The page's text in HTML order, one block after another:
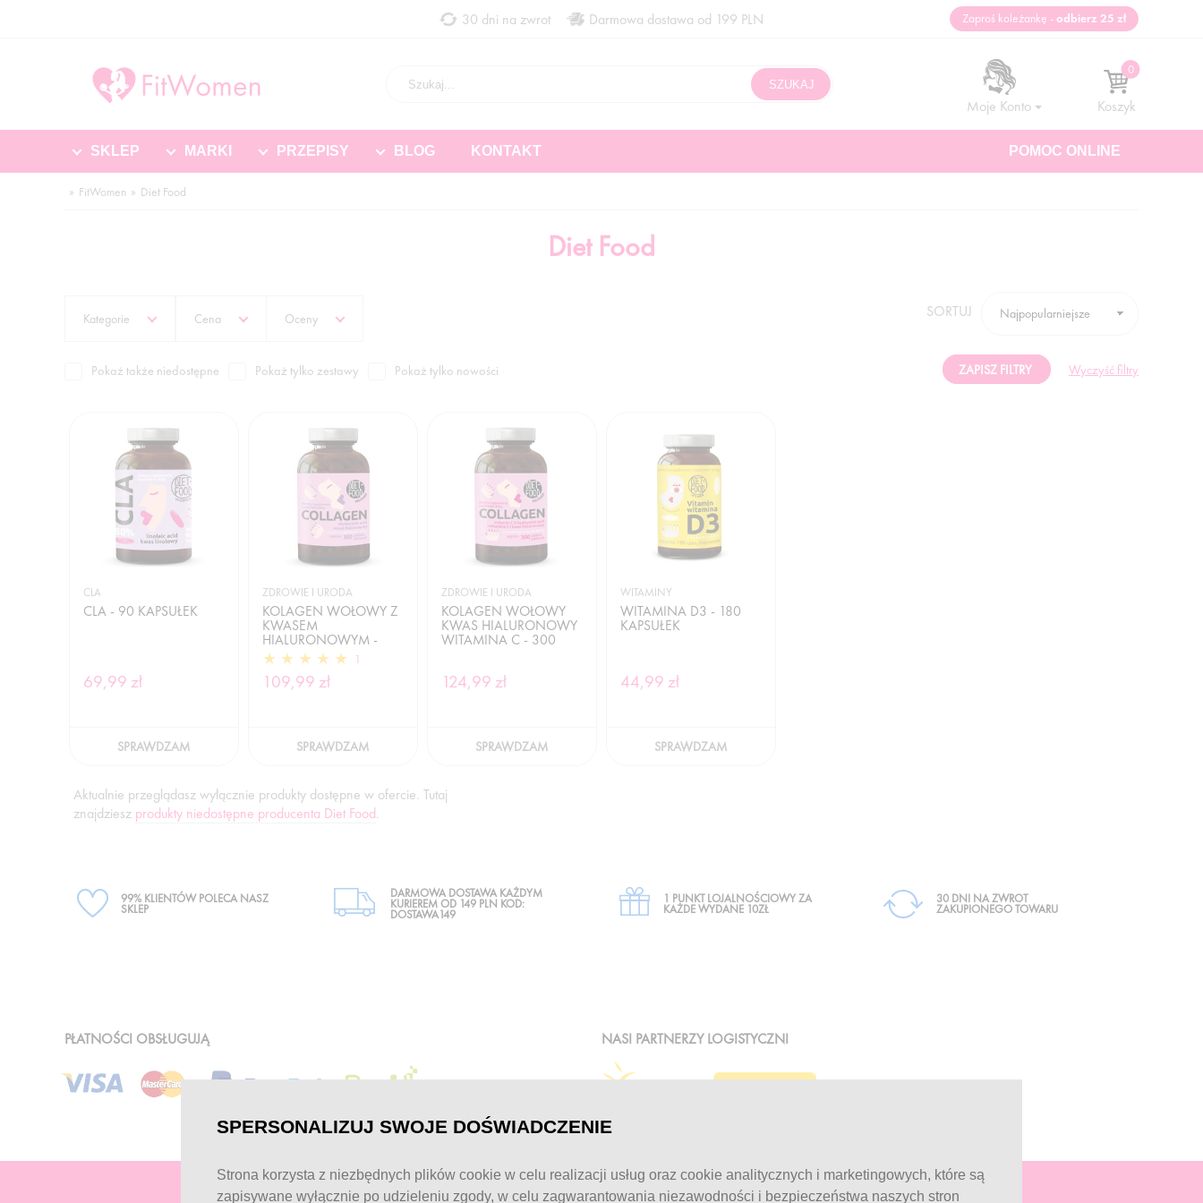
30 dni na zwrot Darmowa dostawa od 199 PLN
Koszyk
Moje Konto
SKLEP MARKI PRZEPISY BLOG KONTAKT POMOC ONLINE
Zaproś koleżankę -odbierz 25 zł
FitWomen Diet Food
Diet Food
SORTUJ
Kategorie Cena Oceny
Pokaż także niedostępne Pokaż tylko zestawy Pokaż tylko nowości ZAPISZ FILTRY
CLA
CLA - 90 KAPSUŁEK
69,99 zł
SPRAWDZAM
ZDROWIE I URODA
KOLAGEN WOŁOWY Z
KWASEM
HIALURONOWYM -
300 TABLETEK
1
109,99 zł
SPRAWDZAM
ZDROWIE I URODA
KOLAGEN WOŁOWY
KWAS HIALURONOWY
WITAMINA C - 300
124,99 zł
SPRAWDZAM
WITAMINY
WITAMINA D3 - 180
KAPSUŁEK
44,99 zł
SPRAWDZAM
Aktualnie przeglądasz wyłącznie produkty dostępne w ofercie. Tutaj
znajdziesz produkty niedostępne producenta Diet Food.
99% KLIENTÓW POLECA NASZ
SKLEP
DARMOWA DOSTAWA KAŻDYM
KURIEREM OD 149 PLN KOD:
DOSTAWA149
1 PUNKT LOJALNOŚCIOWY ZA
KAŻDE WYDANE 10ZŁ
30 DNI NA ZWROT
ZAKUPIONEGO TOWARU
PŁATNOŚCI OBSŁUGUJĄ NASI PARTNERZY LOGISTYCZNI
SPERSONALIZUJ SWOJE DOŚWIADCZENIE
Strona korzysta z niezbędnych plików cookie w celu realizacji usług oraz cookie analitycznych i marketingowych, które są
zapisywane wyłącznie po udzieleniu zgody, w celu zagwarantowania niezawodności i bezpieczeństwa naszych stron